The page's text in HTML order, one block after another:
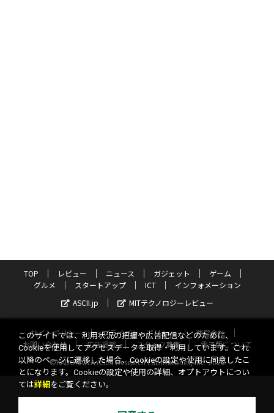
TOP レビュー ニュース ガジェット
ゲーム
グルメ
スタートアップ ICT
インフォメーション
ASCII.jp
MITテクノロジーレビュー
サイトポリシー プライバシーポリシー
運営会社
お問い合わせ
広告掲載 スタッフ募集
電子版について
©KADOKAWA ASCII Research Laboratories, Inc. 2026
このサイトでは、利用状況の把握や広告配信などのために、
Cookieを使用してアクセスデータを取得・利用しています。これ
以降のページに遷移した場合、Cookieの設定や使用に同意したこ
とになります。Cookieの設定や使用の詳細、オプトアウトについ
ては詳細 をご覧ください。